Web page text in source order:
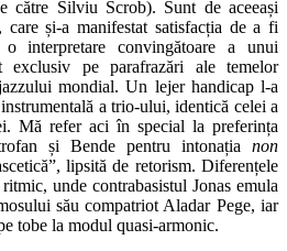
către Silviu Scrob). Sunt de aceeași
și-a manifestat satisfacția de a fi
interpretare convingătoare a unui
exclusiv pe parafrazări ale temelor
mondial. Un lejer handicap l-a
a trio-ului, identică celei a
Mă refer aci în special la preferința
și Bende pentru intonația non
lipsită de retorism. Diferențele
unde contrabasistul Jonas emula
său compatriot Aladar Pege, iar
tobe la modul quasi-armonic.